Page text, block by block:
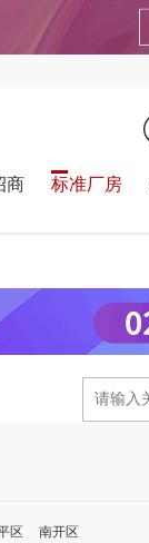
商 标准厂房
区 南开区